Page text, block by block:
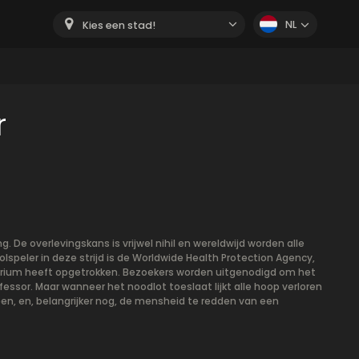
Kies een stad! NL
De overlevingskans is vrijwel nihil en wereldwijd worden alle
in deze strijd is de Worldwide Health Protection Agency,
heeft opgetrokken. Bezoekers worden uitgenodigd om het
Maar wanneer het noodlot toeslaat lijkt alle hoop verloren
en, belangrijker nog, de mensheid te redden van een